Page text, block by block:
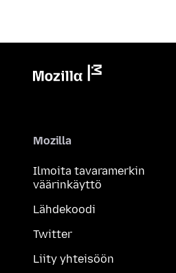
Mozilla
Ilmoita tavaramerkin
väärinkäyttö
Lähdekoodi
Twitter
Liity yhteisöön